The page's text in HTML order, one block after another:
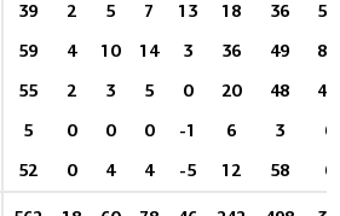
39 2 5 7 13 18 36 5.6
59 4 10 14 3 36 49 8.2
55 2 3 5 0 20 48 4.2
5 0 0 0 -1 6 3 0
52 0 4 4 -5 12 58 0